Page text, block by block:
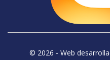
© 2026 - Web